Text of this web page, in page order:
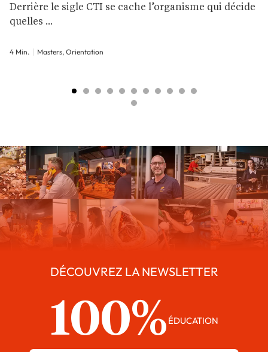
Derrière le sigle CTI se cache l’organisme qui décide
quelles ...
4 Min. Masters, Orientation
DÉCOUVREZ LA NEWSLETTER
100% ÉDUCATION